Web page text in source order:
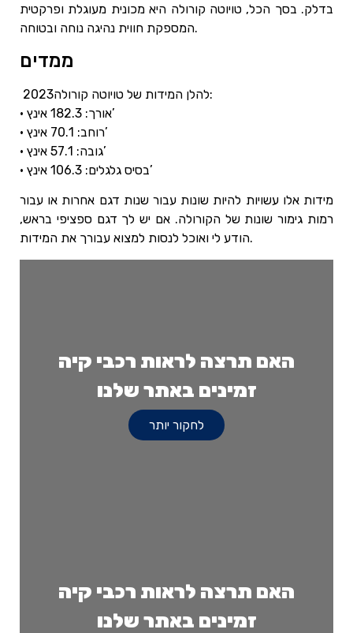
בדלק. בסך הכל, טויוטה קורולה היא מכונית מעוגלת ופרקטית
המספקת חווית נהיגה נוחה ובטוחה.
ממדים
להלן המידות של טויוטה קורולה2023:
• אורך: 182.3 אינץ’
• רוחב: 70.1 אינץ’
• גובה: 57.1 אינץ’
• בסיס גלגלים: 106.3 אינץ’
מידות אלו עשויות להיות שונות עבור שנות דגם אחרות או עבור
רמות גימור שונות של הקורולה. אם יש לך דגם ספציפי בראש,
הודע לי ואוכל לנסות למצוא עבורך את המידות.
האם תרצה לראות רכבי קיה
זמינים באתר שלנו
לחקור יותר
האם תרצה לראות רכבי קיה
זמינים באתר שלנו